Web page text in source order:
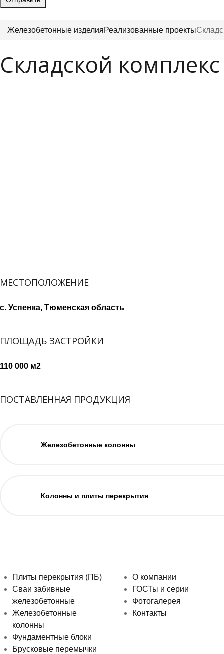
Железобетонные изделияРеализованные проекты
Складской
МЕСТОПОЛОЖЕНИЕ
с. Успенка, Тюменская область
ПЛОЩАДЬ ЗАСТРОЙКИ
110 000 м2
ПОСТАВЛЕННАЯ ПРОДУКЦИЯ
Железобетонные колонны
Колонны и плиты перекрытия
Плиты перекрытия (ПБ)
Сваи забивные
железобетонные
Железобетонные
колонны
Фундаментные блоки
Брусковые перемычки
О компании
ГОСТы и серии
Фотогалерея
Контакты